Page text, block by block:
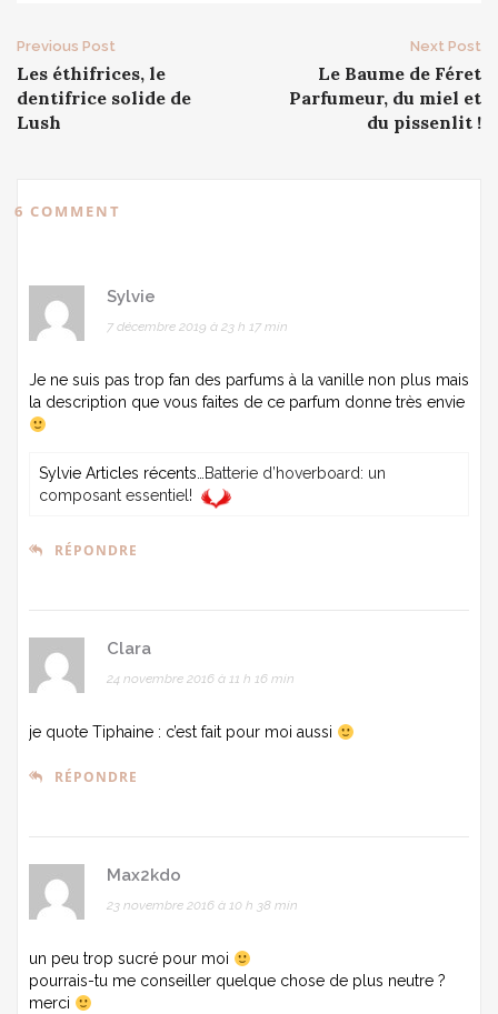
Post
navigation
Previous Post
Les éthifrices, le
dentifrice solide de
Lush
Next Post
Le Baume de Féret
Parfumeur, du miel et
du pissenlit !
6 COMMENT
Sylvie
7 décembre 2019 à 23 h 17 min
Je ne suis pas trop fan des parfums à la vanille non plus mais
la description que vous faites de ce parfum donne très envie
Sylvie Articles récents…Batterie d’hoverboard: un
composant essentiel!
RÉPONDRE
Clara
24 novembre 2016 à 11 h 16 min
je quote Tiphaine : c’est fait pour moi aussi
RÉPONDRE
Max2kdo
23 novembre 2016 à 10 h 38 min
un peu trop sucré pour moi
pourrais-tu me conseiller quelque chose de plus neutre ?
merci